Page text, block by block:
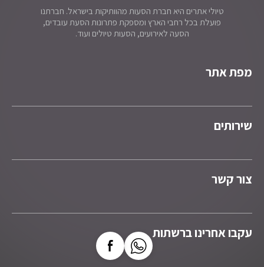
טיולי אתרים היא חברת הסעות מהוותיקות בישראל. חברתנו
פועלת בכל רחבי הארץ ומספקת פתרונות הסעת עובדים,
הסעה לאירועים, הסעות טיולים ועוד.
מפת אתר
שירותים
צור קשר
עקבו אחרינו ברשתות